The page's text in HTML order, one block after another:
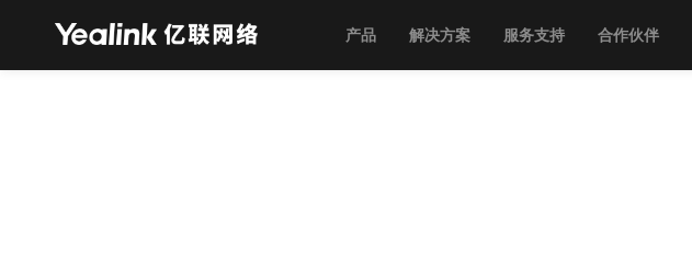
产品 解决方案 服务支持 合作伙伴